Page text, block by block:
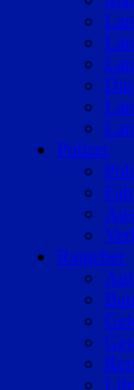
Polizei
Ratgeber